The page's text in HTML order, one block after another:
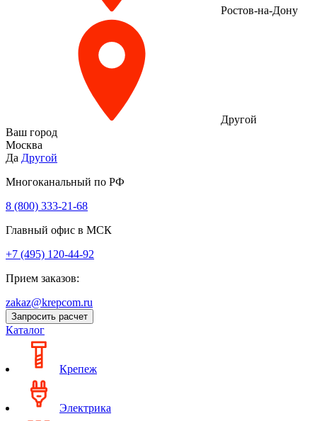
Ростов-на-Дону
Другой
Ваш город
Москва
Да Другой
Многоканальный по РФ
8 (800) 333‑21-68
Главный офис в МСК
+7 (495) 120-44-92
Прием заказов:
zakaz@krepcom.ru
Запросить расчет
Каталог
Крепеж
Электрика